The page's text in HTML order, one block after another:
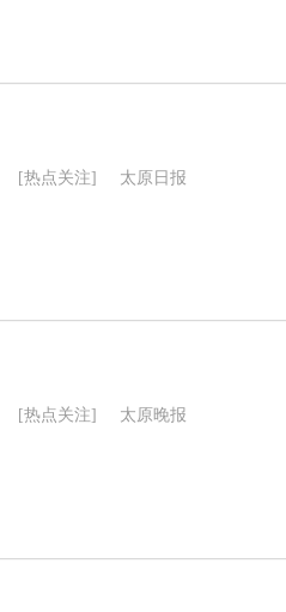
[热点关注] 太原日报
[热点关注] 太原晚报